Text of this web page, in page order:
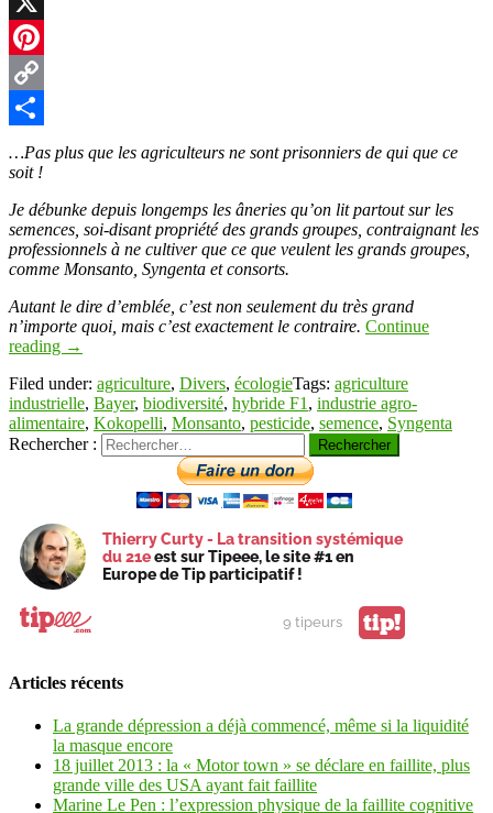
X
Pinterest
Copy
Link
Partager
…Pas plus que les agriculteurs ne sont prisonniers de qui que ce
soit !
Je débunke depuis longemps les âneries qu’on lit partout sur les
semences, soi-disant propriété des grands groupes, contraignant les
professionnels à ne cultiver que ce que veulent les grands groupes,
comme Monsanto, Syngenta et consorts.
Autant le dire d’emblée, c’est non seulement du très grand
n’importe quoi, mais c’est exactement le contraire. Continue
reading →
Filed under: agriculture, Divers, écologieTags: agriculture
industrielle, Bayer, biodiversité, hybride F1 , industrie agro-
alimentaire, Kokopelli, Monsanto, pesticide, semence, Syngenta
Rechercher :
Thierry Curty - La transition systémique
du 21eest sur Tipeee, le site #1 en
Europe de Tip participatif !
9 tipeurs tip!
Articles récents
La grande dépression a déjà commencé, même si la liquidité
la masque encore
18 juillet 2013 : la « Motor town » se déclare en faillite, plus
grande ville des USA ayant fait faillite
Marine Le Pen : l’expression physique de la faillite cognitive